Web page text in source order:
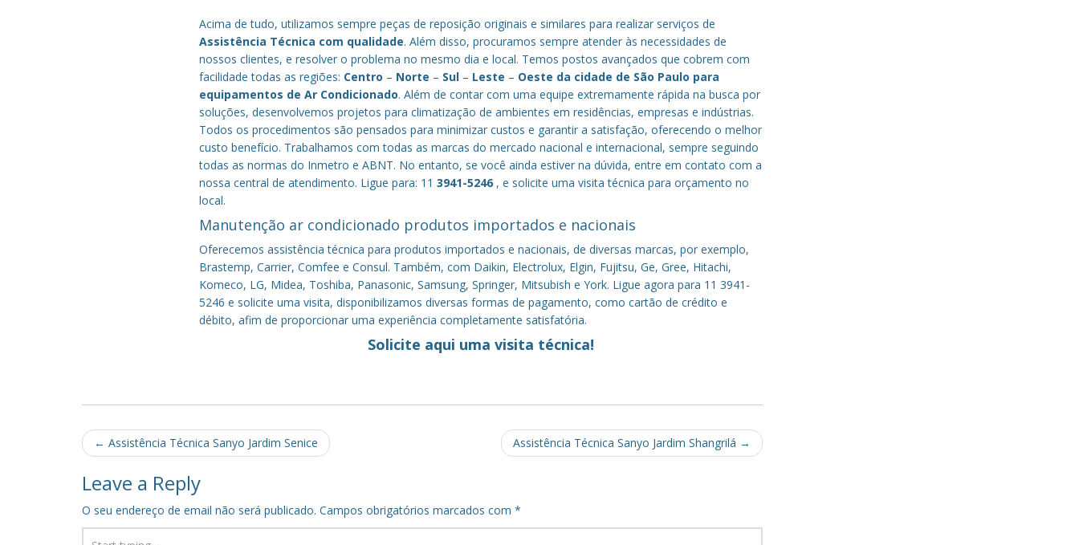
Acima de tudo, utilizamos sempre peças de reposição originais e similares para realizar serviços de
Assistência Técnica com qualidade. Além disso, procuramos sempre atender às necessidades de
nossos clientes, e resolver o problema no mesmo dia e local. Temos postos avançados que cobrem com
facilidade todas as regiões: Centro – Norte – Sul – Leste – Oeste da cidade de São Paulo para
equipamentos de Ar Condicionado. Além de contar com uma equipe extremamente rápida na busca por
soluções, desenvolvemos projetos para climatização de ambientes em residências, empresas e indústrias.
Todos os procedimentos são pensados para minimizar custos e garantir a satisfação, oferecendo o melhor
custo benefício. Trabalhamos com todas as marcas do mercado nacional e internacional, sempre seguindo
todas as normas do Inmetro e ABNT. No entanto, se você ainda estiver na dúvida, entre em contato com a
nossa central de atendimento. Ligue para: 113941-5246 , e solicite uma visita técnica para orçamento no
local.
Manutenção ar condicionado produtos importados e nacionais
Oferecemos assistência técnica para produtos importados e nacionais, de diversas marcas, por exemplo,
Brastemp, Carrier, Comfee e Consul. Também, com Daikin, Electrolux, Elgin, Fujitsu, Ge, Gree, Hitachi,
Komeco, LG, Midea, Toshiba, Panasonic, Samsung, Springer, Mitsubish e York. Ligue agora para 11 3941-
5246 e solicite uma visita, disponibilizamos diversas formas de pagamento, como cartão de crédito e
débito, afim de proporcionar uma experiência completamente satisfatória.
Solicite aqui uma visita técnica!
Post
navigation
← Assistência Técnica Sanyo Jardim Senice Assistência Técnica Sanyo Jardim Shangrilá →
Leave a Reply
O seu endereço de email não será publicado. Campos obrigatórios marcados com *